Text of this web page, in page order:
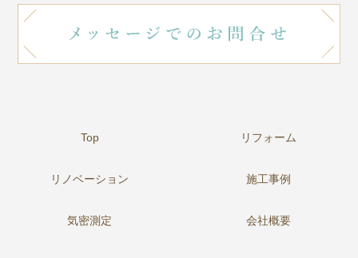
Top リフォーム
リノベーション 施工事例
気密測定 会社概要